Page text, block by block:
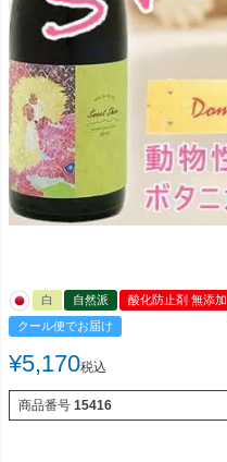
白 自然派
酸化防止剤 無添加
クール便でお届け
¥5,170税込
商品番号 15416